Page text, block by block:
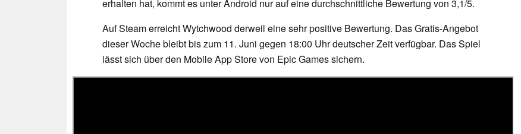
erhalten hat, kommt es unter Android nur auf eine durchschnittliche Bewertung von 3,1/5.
Auf Steam erreicht Wytchwood derweil eine sehr positive Bewertung. Das Gratis-Angebot
dieser Woche bleibt bis zum 11. Juni gegen 18:00 Uhr deutscher Zeit verfügbar. Das Spiel
lässt sich über den Mobile App Store von Epic Games sichern.